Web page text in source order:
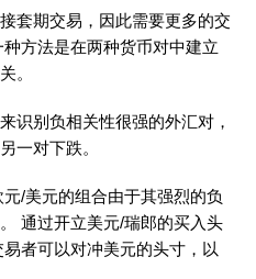
期交易，因此需要更多的交
方法是在两种货币对中建立
。
别负相关性很强的外汇对，
一对下跌。
/美元的组合由于其强烈的负
通过开立美元/瑞郎的买入头
者可以对冲美元的头寸，以